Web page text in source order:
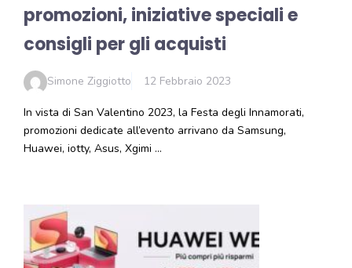
promozioni, iniziative speciali e
consigli per gli acquisti
Simone Ziggiotto 12 Febbraio 2023
In vista di San Valentino 2023, la Festa degli Innamorati,
promozioni dedicate all’evento arrivano da Samsung,
Huawei, iotty, Asus, Xgimi …